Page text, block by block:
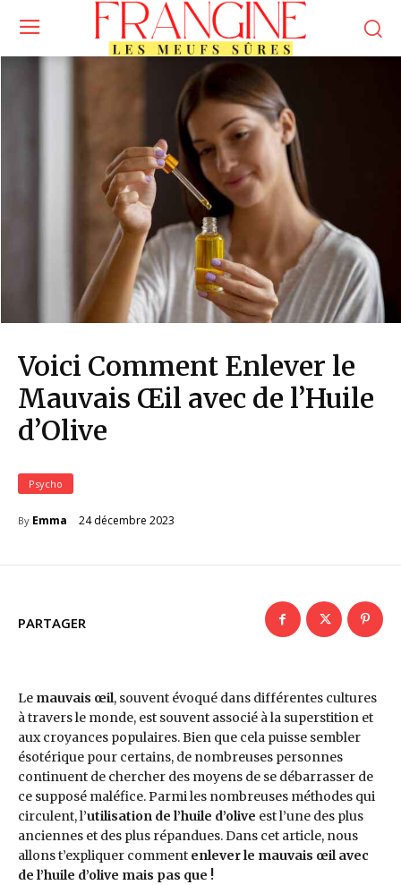
Voici Comment Enlever le
Mauvais Œil avec de l’Huile
d’Olive
Psycho
By Emma 24 décembre 2023
PARTAGER
Le mauvais œil, souvent évoqué dans différentes cultures
à travers le monde, est souvent associé à la superstition et
aux croyances populaires. Bien que cela puisse sembler
ésotérique pour certains, de nombreuses personnes
continuent de chercher des moyens de se débarrasser de
ce supposé maléfice. Parmi les nombreuses méthodes qui
circulent, l’utilisation de l’huile d’olive est l’une des plus
anciennes et des plus répandues. Dans cet article, nous
allons t’expliquer comment enlever le mauvais œil avec
de l’huile d’olive mais pas que !